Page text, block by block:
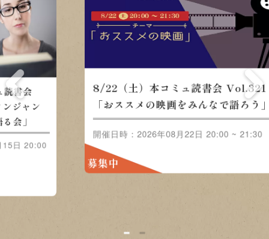
ン
8/22（土）本コミュ読書会
Vol.321 テーマ「おススメの
映画をみんなで語ろう」
開催日時：2026年08月22日 20:00 ~
募集中
8/
ル-
1